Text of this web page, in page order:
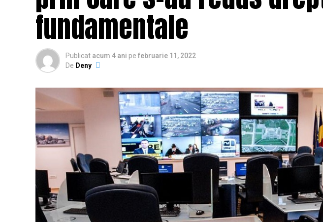
fundamentale
Publicat acum 4 ani pe februarie 11, 2022
De Deny